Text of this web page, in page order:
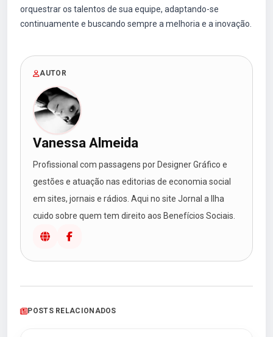
orquestrar os talentos de sua equipe, adaptando-se
continuamente e buscando sempre a melhoria e a inovação.
AUTOR
Vanessa Almeida
Profissional com passagens por Designer Gráfico e
gestões e atuação nas editorias de economia social
em sites, jornais e rádios. Aqui no site Jornal a Ilha
cuido sobre quem tem direito aos Benefícios Sociais.
POSTS RELACIONADOS